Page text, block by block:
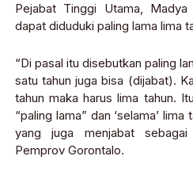
Pejabat Tinggi Utama,
dapat diduduki paling lama lima
“Di pasal itu disebutkan paling
satu tahun juga bisa (dijabat).
tahun maka harus lima tahun.
“paling lama” dan ‘selama’
yang juga menjabat
Pemprov Gorontalo.